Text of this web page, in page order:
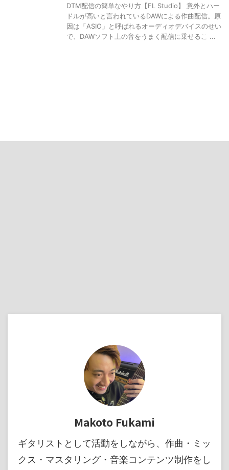
DTM配信の簡単なやり方【FL Studio】 意外とハー
ドルが高いと言われているDAWによる作曲配信。原
因は「ASIO」と呼ばれるオーディオデバイスのせい
で、DAWソフト上の音をうまく配信に乗せるこ ...
Makoto Fukami
ギタリストとして活動をしながら、作曲・ミッ
クス・マスタリング・音楽コンテンツ制作をし